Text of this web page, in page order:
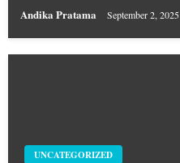
Andika Pratama September 2, 2025
UNCATEGORIZED